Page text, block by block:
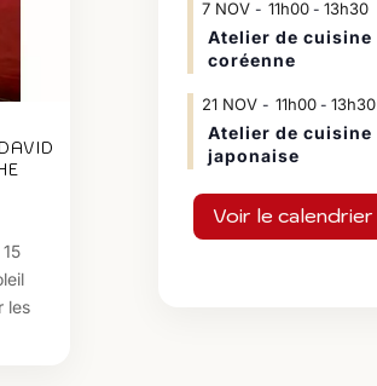
les
7 NOV 11h00 -13h30
Atelier de cuisine
coréenne
21 NOV 11h00 -13h30
Atelier de cuisine
japonaise
Voir le calendrier